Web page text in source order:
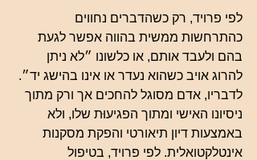
לפי פרויד, רק כשהדברים נחווים
כהתרחשות ממשית בהווה אפשר לגעת
בהם ולעבד אותם, או כלשונו ״לא ניתן
להרוג אויב כשהוא נעדר או אינו בהישג יד״.
לדבריו, אדם מסוגל להחכים אך ורק מתוך
ניסיונו האישי ומתוך הפגיעוּת שלו, ולא
באמצעות דיון תיאורטי והפקת מסקנות
אינטלקטואלית. לפי פרויד, בטיפול